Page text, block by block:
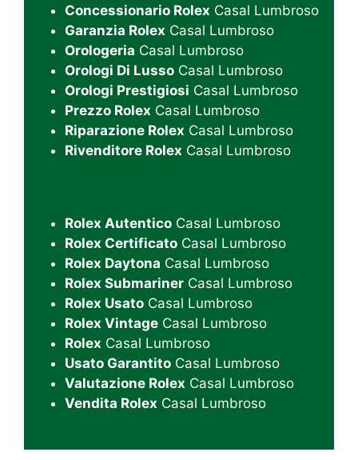
Concessionario Rolex Casal Lumbroso
Garanzia Rolex Casal Lumbroso
Orologeria Casal Lumbroso
Orologi Di Lusso Casal Lumbroso
Orologi Prestigiosi Casal Lumbroso
Prezzo Rolex Casal Lumbroso
Riparazione Rolex Casal Lumbroso
Rivenditore Rolex Casal Lumbroso
Rolex Autentico Casal Lumbroso
Rolex Certificato Casal Lumbroso
Rolex Daytona Casal Lumbroso
Rolex Submariner Casal Lumbroso
Rolex Usato Casal Lumbroso
Rolex Vintage Casal Lumbroso
Rolex Casal Lumbroso
Usato Garantito Casal Lumbroso
Valutazione Rolex Casal Lumbroso
Vendita Rolex Casal Lumbroso